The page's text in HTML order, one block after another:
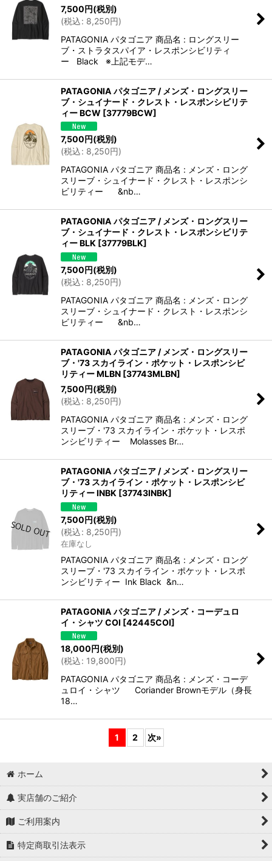
7,500円(税別)
(税込: 8,250円)
PATAGONIA パタゴニア 商品名 : ロングスリー
ブ・ストラタスパイア・レスポンシビリティ
ー Black ※上記モデ…
PATAGONIA パタゴニア / メンズ・ロングスリー
ブ・シュイナード・クレスト・レスポンシビリテ
ィー BCW [37779BCW]
7,500円(税別)
(税込: 8,250円)
PATAGONIA パタゴニア 商品名 : メンズ・ロング
スリーブ・シュイナード・クレスト・レスポンシ
ビリティー &nb…
PATAGONIA パタゴニア / メンズ・ロングスリー
ブ・シュイナード・クレスト・レスポンシビリテ
ィー BLK [37779BLK]
7,500円(税別)
(税込: 8,250円)
PATAGONIA パタゴニア 商品名 : メンズ・ロング
スリーブ・シュイナード・クレスト・レスポンシ
ビリティー &nb…
PATAGONIA パタゴニア / メンズ・ロングスリー
ブ・'73 スカイライン・ポケット・レスポンシビ
リティー MLBN [37743MLBN]
7,500円(税別)
(税込: 8,250円)
PATAGONIA パタゴニア 商品名 : メンズ・ロング
スリーブ・'73 スカイライン・ポケット・レスポ
ンシビリティー Molasses Br…
PATAGONIA パタゴニア / メンズ・ロングスリー
ブ・'73 スカイライン・ポケット・レスポンシビ
リティー INBK [37743INBK]
7,500円(税別)
(税込: 8,250円)
在庫なし
PATAGONIA パタゴニア 商品名 : メンズ・ロング
スリーブ・'73 スカイライン・ポケット・レスポ
ンシビリティー Ink Black &n…
PATAGONIA パタゴニア / メンズ・コーデュロ
イ・シャツ COI [42445COI]
18,000円(税別)
(税込: 19,800円)
PATAGONIA パタゴニア 商品名 : メンズ・コーデ
ュロイ・シャツ Coriander Brownモデル（身長
18…
1 2 次»
ホーム
実店舗のご紹介
ご利用案内
特定商取引法表示